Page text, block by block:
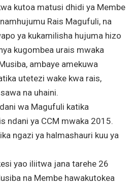
kutoa matusi dhidi ya Membe
Rais Magufuli, na
ya kukamilisha hujuma hizo
kugombea urais mwaka
ambaye amekuwa
utetezi wake kwa rais,
na uhaini.
wa Magufuli katika
ndani ya CCM mwaka 2015.
ngazi ya halmashauri kuu ya
yao iliitwa jana tarehe 26
na Membe hawakutokea